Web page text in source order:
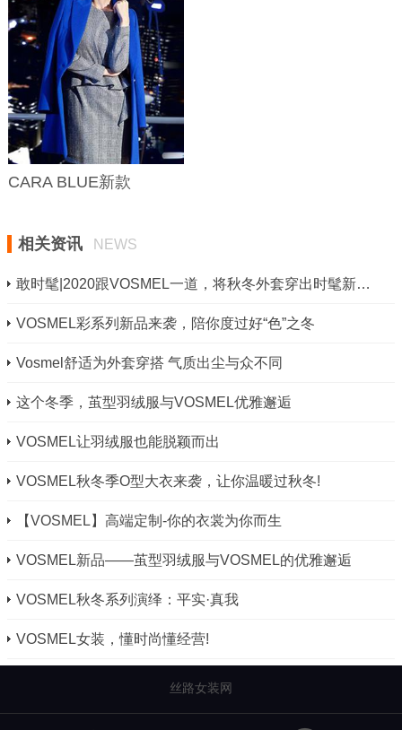
CARA BLUE新款
相关资讯 NEWS
敢时髦|2020跟VOSMEL一道，将秋冬外套穿出时髦新高度
VOSMEL彩系列新品来袭，陪你度过好“色”之冬
Vosmel舒适为外套穿搭 气质出尘与众不同
这个冬季，茧型羽绒服与VOSMEL优雅邂逅
VOSMEL让羽绒服也能脱颖而出
VOSMEL秋冬季O型大衣来袭，让你温暖过秋冬!
【VOSMEL】高端定制-你的衣裳为你而生
VOSMEL新品——茧型羽绒服与VOSMEL的优雅邂逅
VOSMEL秋冬系列演绎：平实·真我
VOSMEL女装，懂时尚懂经营!
丝路女装网